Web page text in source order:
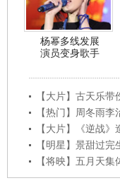
杨幂多线发展
演员变身歌手
【大片】古天乐带
【热门】周冬雨李
【大片】《逆战》
【明星】景甜过
【将映】五月天